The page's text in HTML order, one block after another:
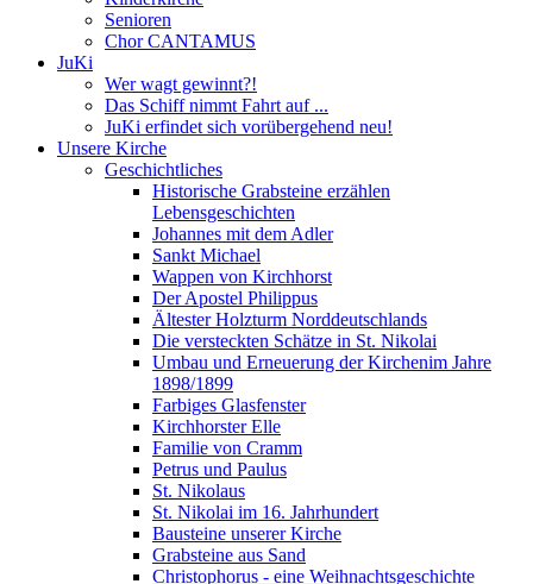
Senioren
Chor CANTAMUS
JuKi
Wer wagt gewinnt?!
Das Schiff nimmt Fahrt auf ...
JuKi erfindet sich vorübergehend neu!
Unsere Kirche
Geschichtliches
Historische Grabsteine erzählen
Lebensgeschichten
Johannes mit dem Adler
Sankt Michael
Wappen von Kirchhorst
Der Apostel Philippus
Ältester Holzturm Norddeutschlands
Die versteckten Schätze in St. Nikolai
Umbau und Erneuerung der Kirchenim Jahre
1898/1899
Farbiges Glasfenster
Kirchhorster Elle
Familie von Cramm
Petrus und Paulus
St. Nikolaus
St. Nikolai im 16. Jahrhundert
Bausteine unserer Kirche
Grabsteine aus Sand
Christophorus - eine Weihnachtsgeschichte